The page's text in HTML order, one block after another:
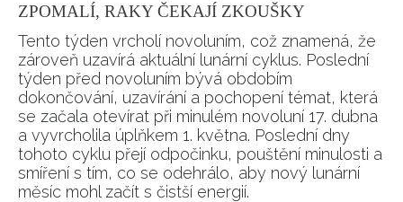
ZPOMALÍ, RAKY ČEKAJÍ ZKOUŠKY
Tento týden vrcholí novoluním, což znamená, že
zároveň uzavírá aktuální lunární cyklus. Poslední
týden před novoluním bývá obdobím
dokončování, uzavírání a pochopení témat, která
se začala otevírat při minulém novoluní 17. dubna
a vyvrcholila úplňkem 1. května. Poslední dny
tohoto cyklu přejí odpočinku, pouštění minulosti a
smíření s tím, co se odehrálo, aby nový lunární
měsíc mohl začít s čistší energií.